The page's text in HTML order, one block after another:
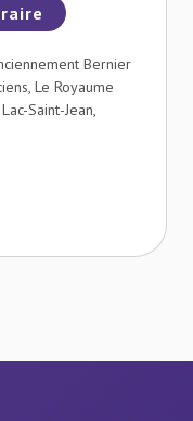
Bernier
Le Royaume
Saint-Jean,